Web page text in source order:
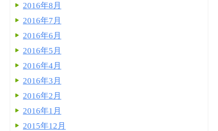
2016年8月
2016年7月
2016年6月
2016年5月
2016年4月
2016年3月
2016年2月
2016年1月
2015年12月